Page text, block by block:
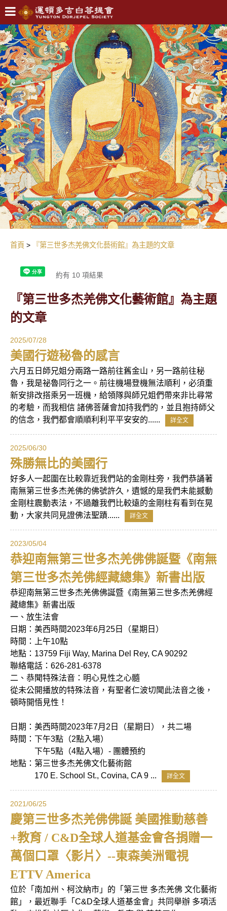
首頁 『第三世多杰羌佛文化藝術館』為主題的文章
『第三世多杰羌佛文化藝術館』為主題
的文章
約有 10 項結果
2025/07/28
美國行遊秘魯的感言
六月五日師兄姐分兩路一路前往舊金山，另一路前往秘
魯，我是祕魯同行之一。前往機場登機無法順利，必須重
新安排改搭乘另一班機，給領隊與師兄姐們帶來非比尋常
的考驗，而我相信 諸佛菩薩會加持我們的，並且抱持師父
的信念，我們都會順順利利平平安安的......
詳全文
2025/06/30
殊勝無比的美國行
好多人一起圍在比較靠近我們站的金剛柱旁，我們恭誦著
南無第三世多杰羌佛的佛號許久，遺憾的是我們未能撼動
金剛柱震動表法，不過離我們比較遠的金剛柱有看到在晃
動，大家共同見證佛法聖蹟......
詳全文
2023/05/04
恭迎南無第三世多杰羌佛佛誕暨《南無
第三世多杰羌佛經藏總集》新書出版
恭迎南無第三世多杰羌佛佛誕暨《南無第三世多杰羌佛經
藏總集》新書出版
一、放生法會
日期：美西時間2023年6月25日（星期日）
時間：上午10點
地點：13759 Fiji Way, Marina Del Rey, CA 90292
聯絡電話：626-281-6378
二、恭聞特殊法音：明心見性之心髓
從未公開播放的特殊法音，有聖者仁波切聞此法音之後，
頓時開悟見性！
日期：美西時間2023年7月2日（星期日），共二場
時間：下午3點（2點入場）
下午5點（4點入場）- 團體預約
地點：第三世多杰羌佛文化藝術館
170 E. School St., Covina, CA 9 ...
詳全文
2021/06/25
慶第三世多杰羌佛佛誕 美國推動慈善
+教育 / C&D全球人道基金會各捐贈一
萬個口罩〈影片〉--東森美洲電視
ETTV America
位於「南加州、柯汶納市」的「第三世 多杰羌佛 文化藝術
館」，最近聯手「C&D全球人道基金會」共同舉辦 多項活